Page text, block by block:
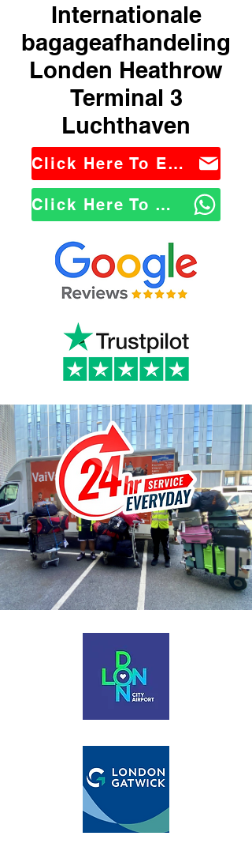
Internationale
bagageafhandeling
Londen Heathrow
Terminal 3
Luchthaven
Click Here To Email Us
Click Here To WhatsApp Us